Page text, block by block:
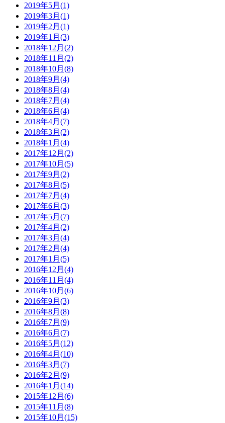
2019年5月(1)
2019年3月(1)
2019年2月(1)
2019年1月(3)
2018年12月(2)
2018年11月(2)
2018年10月(8)
2018年9月(4)
2018年8月(4)
2018年7月(4)
2018年6月(4)
2018年4月(7)
2018年3月(2)
2018年1月(4)
2017年12月(2)
2017年10月(5)
2017年9月(2)
2017年8月(5)
2017年7月(4)
2017年6月(3)
2017年5月(7)
2017年4月(2)
2017年3月(4)
2017年2月(4)
2017年1月(5)
2016年12月(4)
2016年11月(4)
2016年10月(6)
2016年9月(3)
2016年8月(8)
2016年7月(9)
2016年6月(7)
2016年5月(12)
2016年4月(10)
2016年3月(7)
2016年2月(9)
2016年1月(14)
2015年12月(6)
2015年11月(8)
2015年10月(15)